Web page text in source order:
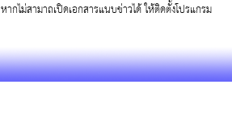
หากไม่สามาถเปิดเอกสารแนบข่าวได้ ให้ติดตั้งโปรแกรม